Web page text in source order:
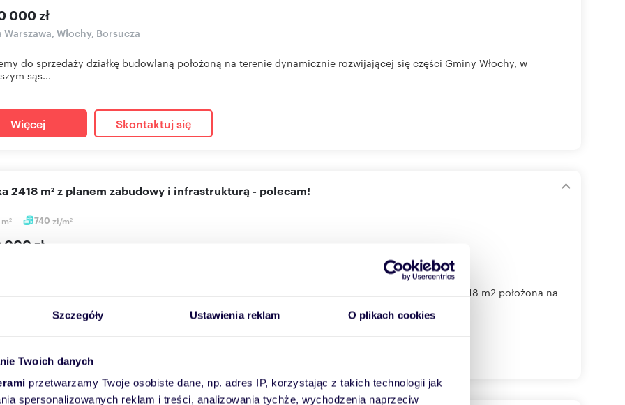
Szczegóły Ustawienia reklam O plikach cookies
Twoich danych
przetwarzamy Twoje osobiste dane, np. adres IP, korzystając z takich technologii jak
spersonalizowanych reklam i treści, analizowania tychże, wychodzenia naprzeciw
000 zł
Warszawa, Włochy, Borsucza
do sprzedaży działkę budowlaną położoną na terenie dynamicznie rozwijającej się części Gminy Włochy, w
sąs...
Więcej Skontaktuj się
m2 740 zł/m2
2418 m² z planem zabudowy i infrastrukturą - polecam!
000 zł
tylko w naszej Agencji!Więcej informacji 884 884 159Do sprzedania działka o powierzchni 2 418 m2 położona na